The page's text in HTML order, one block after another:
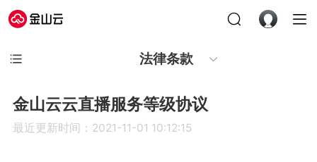
法律条款
金山云云直播服务等级协议
最近更新时间：2021-11-01 10:12:15